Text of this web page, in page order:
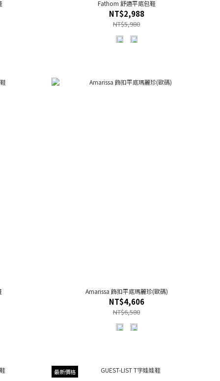
Fathom 舒適平底包鞋
NT$2,988
NT$5,980
Amarissa 飾扣平底瑪麗珍(歐碼)
NT$4,606
NT$6,580
最新價格